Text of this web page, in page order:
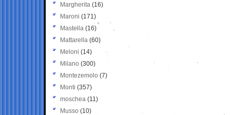
Margherita (16)
Maroni (171)
Mastella (16)
Mattarella (60)
Meloni (14)
Milano (300)
Montezemolo (7)
Monti (357)
moschea (11)
Musso (10)